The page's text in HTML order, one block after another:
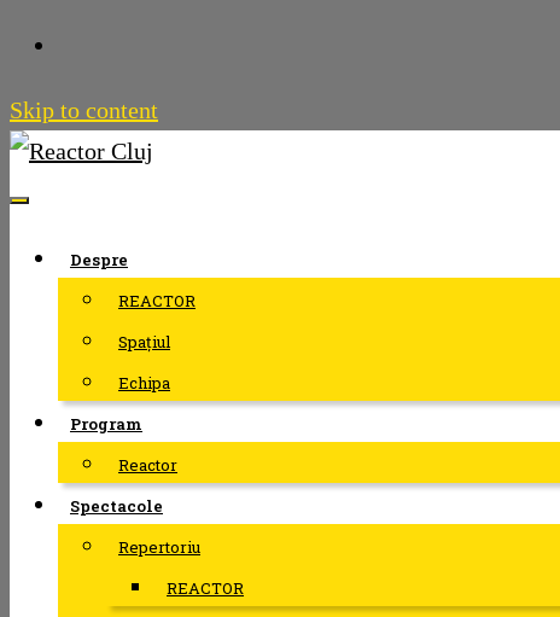
Skip to content
Despre
REACTOR
Spațiul
Echipa
Program
Reactor
Spectacole
Repertoriu
REACTOR